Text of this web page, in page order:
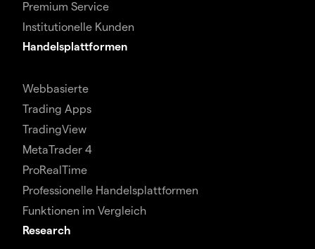
Premium Service
Institutionelle Kunden
Handelsplattformen
Webbasierte
Trading Apps
TradingView
MetaTrader 4
ProRealTime
Professionelle Handelsplattformen
Funktionen im Vergleich
Research